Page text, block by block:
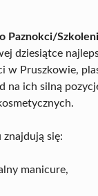
Paznokci/
dziesiątce
w Pruszkowie,
na ich silną
się:
manicure,